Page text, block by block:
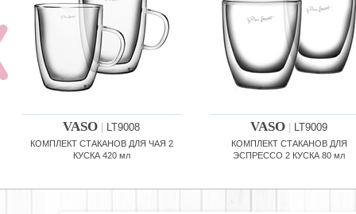
VASO LT9008
КОМПЛЕКТ СТАКАНОВ ДЛЯ ЧАЯ 2
КУСКА 420 мл
VASO LT9009
КОМПЛЕКТ СТАКАНОВ ДЛЯ
ЭСПРЕССО 2 КУСКА 80 мл